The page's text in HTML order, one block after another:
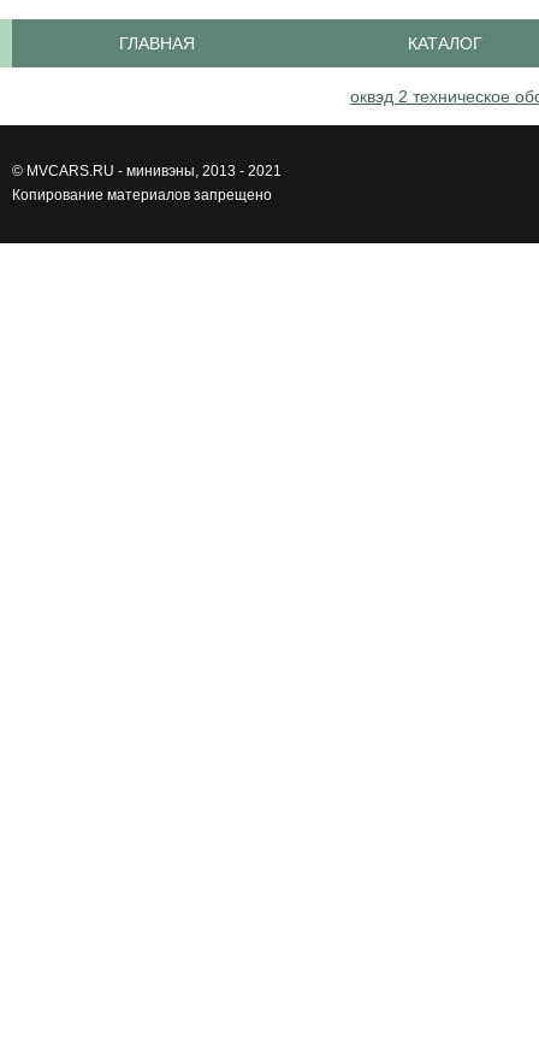
ГЛАВНАЯ КАТАЛОГ
оквэд 2 техническое
© MVCARS.RU - минивэны, 2013 - 2021
Копирование материалов запрещено